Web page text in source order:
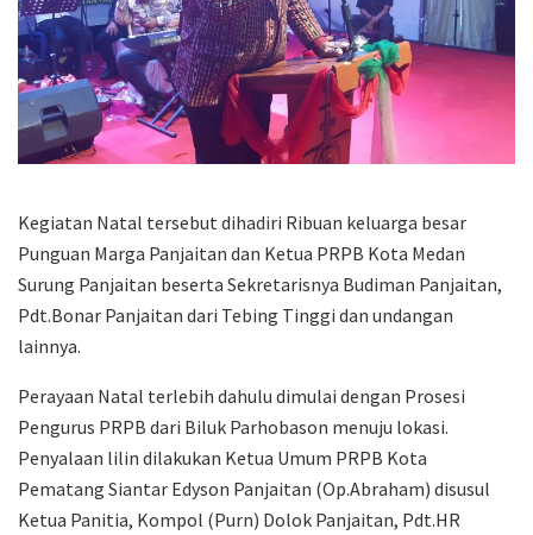
Kegiatan Natal tersebut dihadiri Ribuan keluarga besar
Punguan Marga Panjaitan dan Ketua PRPB Kota Medan
Surung Panjaitan beserta Sekretarisnya Budiman Panjaitan,
Pdt.Bonar Panjaitan dari Tebing Tinggi dan undangan
lainnya.
Perayaan Natal terlebih dahulu dimulai dengan Prosesi
Pengurus PRPB dari Biluk Parhobason menuju lokasi.
Penyalaan lilin dilakukan Ketua Umum PRPB Kota
Pematang Siantar Edyson Panjaitan (Op.Abraham) disusul
Ketua Panitia, Kompol (Purn) Dolok Panjaitan, Pdt.HR